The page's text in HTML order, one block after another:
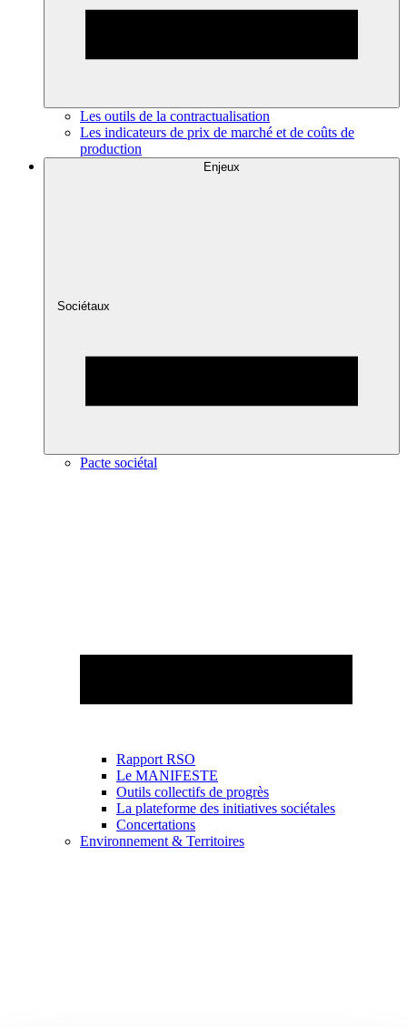
Les outils de la contractualisation
Les indicateurs de prix de marché et de coûts de
production
Enjeux
Sociétaux
Pacte sociétal
Rapport RSO
Le MANIFESTE
Outils collectifs de progrès
La plateforme des initiatives sociétales
Concertations
Environnement & Territoires